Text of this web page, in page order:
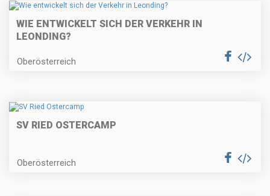
WIE ENTWICKELT SICH DER VERKEHR IN
LEONDING?
Oberösterreich
SV RIED OSTERCAMP
Oberösterreich